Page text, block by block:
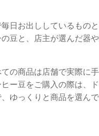
日お出ししているものと
豆と、店主が選んだ器や
の商品は店舗で実際に手
ー豆をご購入の際は、ド
ゆっくりと商品を選んで